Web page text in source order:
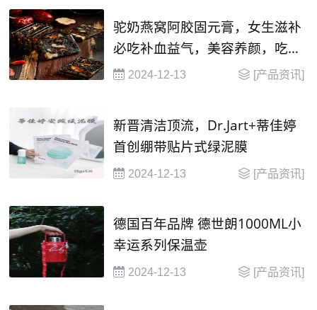
驼奶燕窝阿胶固元膏，女生滋补
必吃补血益气，美容养颜，吃出
健康好气色
2024-12-13 [产品资讯]
新晋清洁顶流，Dr.Jart+蒂佳婷
首创绷带贴片式绿泥膜
2024-12-13 [产品资讯]
德国百年品牌 德世朗1000ML小
幸运系列保温壶
2024-12-13 [产品资讯]